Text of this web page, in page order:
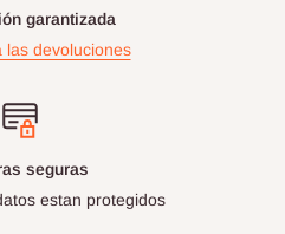
garantizada
las devoluciones
seguras
estan protegidos